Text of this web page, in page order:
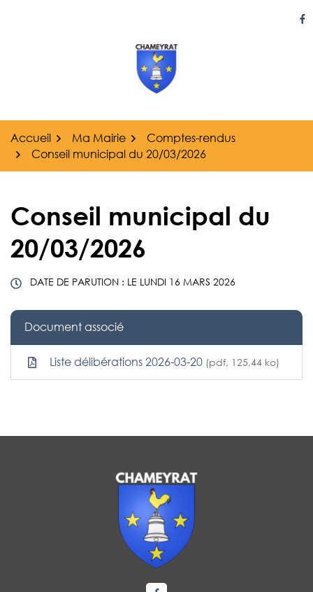
Accueil Ma Mairie
Comptes-rendus
Conseil municipal du 20/03/2026
Conseil municipal du
20/03/2026
DATE DE PARUTION : LE LUNDI 16 MARS 2026
Document associé
Liste délibérations 2026-03-20 (pdf, 125,44 ko)